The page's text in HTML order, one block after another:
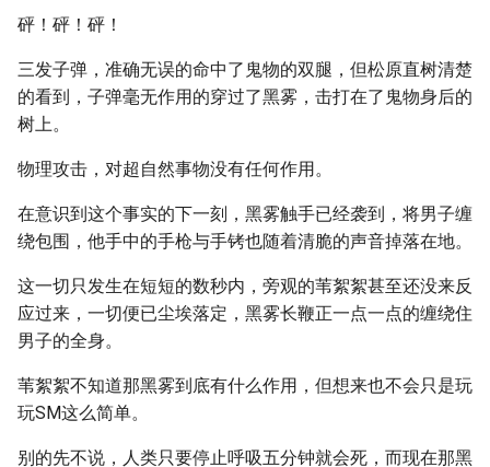
砰！砰！砰！
三发子弹，准确无误的命中了鬼物的双腿，但松原直树清楚
的看到，子弹毫无作用的穿过了黑雾，击打在了鬼物身后的
树上。
物理攻击，对超自然事物没有任何作用。
在意识到这个事实的下一刻，黑雾触手已经袭到，将男子缠
绕包围，他手中的手枪与手铐也随着清脆的声音掉落在地。
这一切只发生在短短的数秒内，旁观的苇絮絮甚至还没来反
应过来，一切便已尘埃落定，黑雾长鞭正一点一点的缠绕住
男子的全身。
苇絮絮不知道那黑雾到底有什么作用，但想来也不会只是玩
玩SM这么简单。
别的先不说，人类只要停止呼吸五分钟就会死，而现在那黑